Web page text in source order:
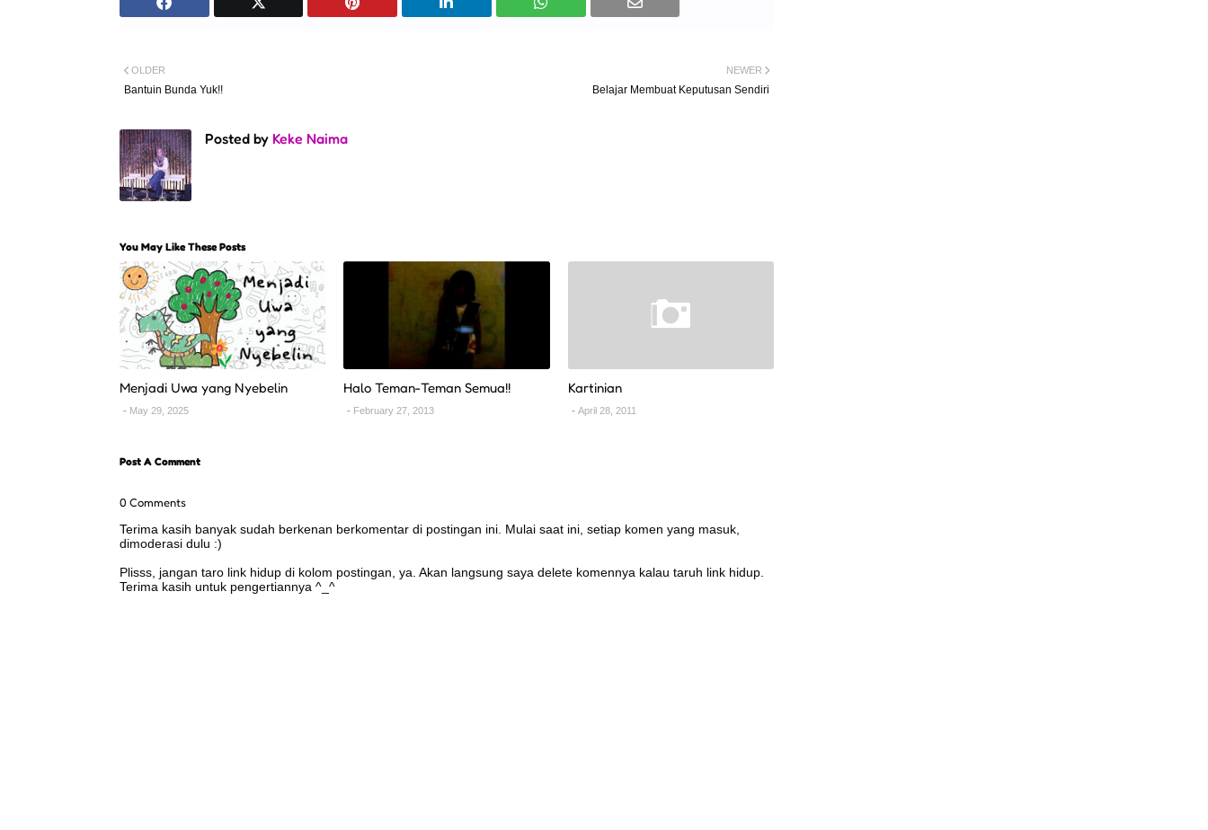
NEWER
Belajar Membuat Keputusan Sendiri
OLDER
Bantuin Bunda Yuk!!
Posted by Keke Naima
You May Like These Posts
Menjadi Uwa yang Nyebelin
May 29, 2025
Halo Teman-Teman Semua!!
February 27, 2013
Kartinian
April 28, 2011
Post A Comment
0 Comments
Terima kasih banyak sudah berkenan berkomentar di postingan ini. Mulai saat ini, setiap komen yang masuk,
dimoderasi dulu :)
Plisss, jangan taro link hidup di kolom postingan, ya. Akan langsung saya delete komennya kalau taruh link hidup.
Terima kasih untuk pengertiannya ^_^